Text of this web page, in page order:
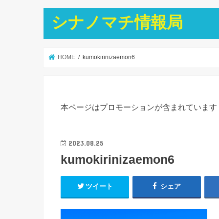
シナノマチ情報局
HOME kumokirinizaemon6
本ページはプロモーションが含まれています
2023.08.25
kumokirinizaemon6
ツイート シェア